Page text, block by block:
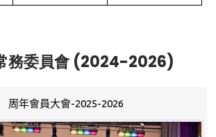
務委員會 (2024-2026)
周年會員大會-2025-2026